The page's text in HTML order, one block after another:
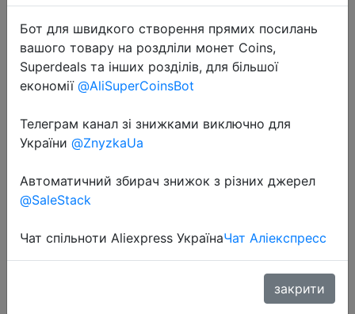
2021-01-07
Nexo Smartwatch керамический
Безель 10 спортивных режимов
GPS ГЛОНАСС 1,39 дюймов
AMOLED Дисплей для телефонов
Бот для швидкого створення прямих посилань
вашого товару на роздліли монет Coins,
Superdeals та інших розділів, для більшої
економії @AliSuperCoinsBot
Телеграм канал зі знижками виключно для
України @ZnyzkaUa
Автоматичний збирач знижок з різних джерел
@SaleStack
Чат спільноти Aliexpress УкраїнаЧат Аліекспресс
закрити